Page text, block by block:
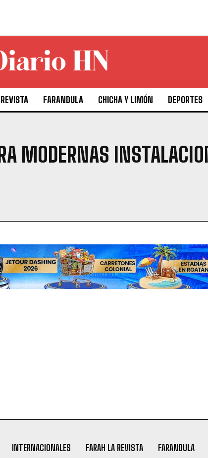
FARANDULA CHICHA Y LIMÓN DEPORTES
MODERNAS
INTERNACIONALES FARAH LA REVISTA FARANDULA